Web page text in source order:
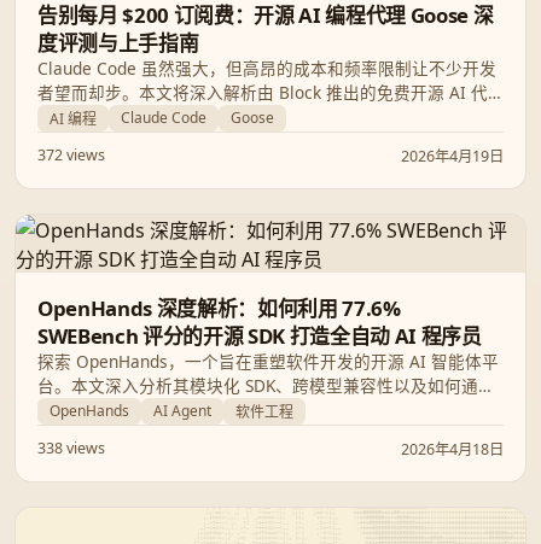
告别每月 $200 订阅费：开源 AI 编程代理 Goose 深
度评测与上手指南
Claude Code 虽然强大，但高昂的成本和频率限制让不少开发
者望而却步。本文将深入解析由 Block 推出的免费开源 AI 代
理 Goose，带你了解如何在本地实现无限制、高隐私的 AI 编
AI 编程 Claude Code
Goose
372 views
2026年4月19日
OpenHands 深度解析：如何利用 77.6%
SWEBench 评分的开源 SDK 打造全自动 AI 程序员
探索 OpenHands，一个旨在重塑软件开发的开源 AI 智能体平
台。本文深入分析其模块化 SDK、跨模型兼容性以及如何通过
自动化修复 Bug 和代码重构实现 10 倍开发效率提升。
OpenHands AI Agent
软件工程
338 views
2026年4月18日